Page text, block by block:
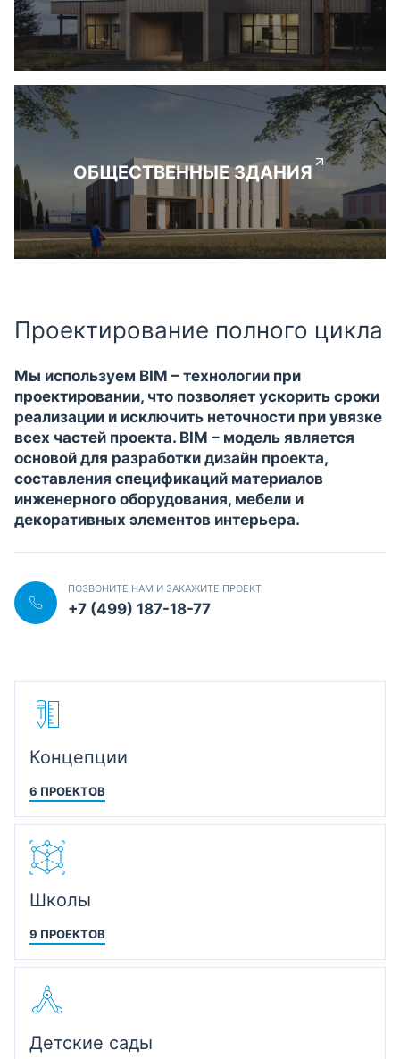
ОБЩЕСТВЕННЫЕ ЗДАНИЯ
Проектирование полного цикла
Мы используем BIM – технологии при
проектировании, что позволяет ускорить сроки
реализации и исключить неточности при увязке
всех частей проекта. BIM – модель является
основой для разработки дизайн проекта,
составления спецификаций материалов
инженерного оборудования, мебели и
декоративных элементов интерьера.
ПОЗВОНИТЕ НАМ И ЗАКАЖИТЕ ПРОЕКТ
+7 (499) 187-18-77
Концепции
6 ПРОЕКТОВ
Школы
9 ПРОЕКТОВ
Детские сады